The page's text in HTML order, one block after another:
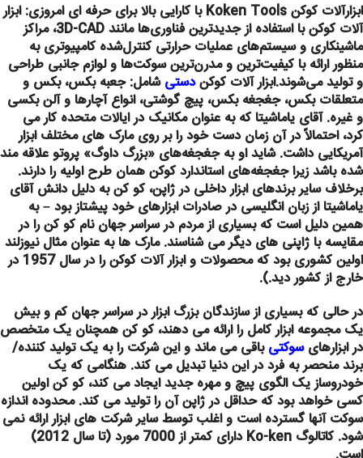
ابزارآلات کوکن Koken Tools با کارایی بالا برای حرفه ای امروزی:
ابزار
آلات کوکن با استفاده از جدیدترین فناوری‌ها مانند 3D-CAD، مراکز
ماشینکاری و سیستم‌های عملیات حرارتی کنترل‌شده کامپیوتری به
منظور ارائه با کیفیت‌ترین و مدرن‌ترین سوکت‌ها و لوازم جانبی طراحی
و تولید می‌شوند.ابزار آلات کوکندستیشامل: جعبه بکس، بکس و
متعلقات بکس، جغجغه بکس، پیچ گوشتی، انواع آچارهاوآلن بکسی
و غیره.آقای یاماشیتا که به عنوان مکانیک در ایالات متحده کار می
کرد، احتمالاً در آن زمان دست خود را بر روی مارک های مختلف ابزار
آمریکایی داشت. شاید او به جغجغه‌های «بزرگ داوگ» پروتو علاقه مند
شده باشد زیرا جغجغه‌های استاندارد کوکن همان طرح اولیه را دارند.
برخلاف سایر برندهای ابزار داخلی در ژاپن، کو کن به دلیل دانش آقای
یاماشیتا از زبان انگلیسی در صادرات ابزارهای خود پیشتاز بود – به
همین دلیل است که بسیاری از مردم در سراسر جهان نام کو کن را در
مقایسه با ژاپنی های دیگر می شناسند. مارک ها به عنوان مثال نیوزلند
اولین کشوری بود که محصولات و ابزار آلات کوکن را در سال 1957 در
خارج از کشور دید.).
در حالی که بسیاری از سازندگان بزرگ ابزار در سراسر جهان کم و بیش
یک مجموعه ابزار کامل را ارائه می دهند، کو کن همچنان یک متخصص
در ابزارهایسوکتیباقی می ماند و این شرکت را به یک تولید کننده/
برند منحصر به فرد در این دنیا تبدیل می کند. هنگامی که یک
خودروساز یک الگوی پیچ و مهره جدید ایجاد می کند، کو کن اولین
کسی خواهد بود که حداقل در ژاپن آن را تولید می کند. محدوده اندازه
سوکت آنها گسترده است و اغلب توسط سایر شرکت های ابزار ارائه نمی
شود. کاتالوگ Ko-ken دارای کمتر از 7000 مورد (تا سال 2012)